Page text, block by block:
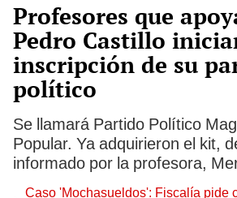
Profesores que
Pedro Castillo
inscripción de su
político
Se llamará Partido Político
Popular. Ya adquirieron el kit,
informado por la profesora,
Caso 'Mochasueldos': Fiscalía pide